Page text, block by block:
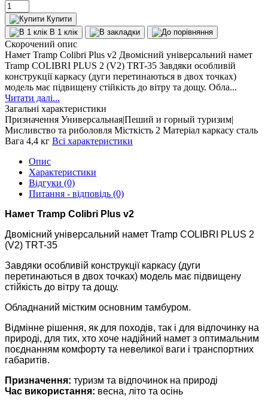
Купити
В 1 клік
Скорочений опис
Намет Tramp Colibri Plus v2 Двомісний універсальний намет
Tramp COLIBRI PLUS 2 (V2) TRT-35 Завдяки особливій
конструкції каркасу (дуги перетинаються в двох точках)
модель має підвищену стійкість до вітру та дощу. Обла...
Читати далі...
Загальні характеристики
Призначення Универсальная|Пеший и горный туризим|
Мисливство та риболовля Місткість 2 Матеріал каркасу сталь
Вага 4,4 кг Всі характеристики
Опис
Характеристики
Відгуки (0)
Питання - відповідь (0)
Намет Tramp Colibri Plus v2
Двомісний універсальний намет Tramp COLIBRI PLUS 2
(V2) TRT-35
Завдяки особливій конструкції каркасу (дуги
перетинаються в двох точках) модель має підвищену
стійкість до вітру та дощу.
Обладнаний містким основним тамбуром.
Відмінне рішення, як для походів, так і для відпочинку на
природі, для тих, хто хоче надійний намет з оптимальним
поєднанням комфорту та невеликої ваги і транспортних
габаритів.
Призначення: туризм та відпочинок на природі
Час використання: весна, літо та осінь